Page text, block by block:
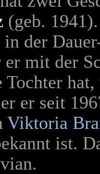
(geb.
der
er mit der
er seit
Viktoria
ist.